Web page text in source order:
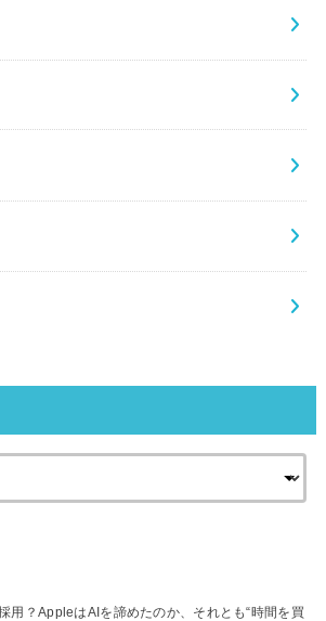
用？AppleはAIを諦めたのか、それとも“時間を買